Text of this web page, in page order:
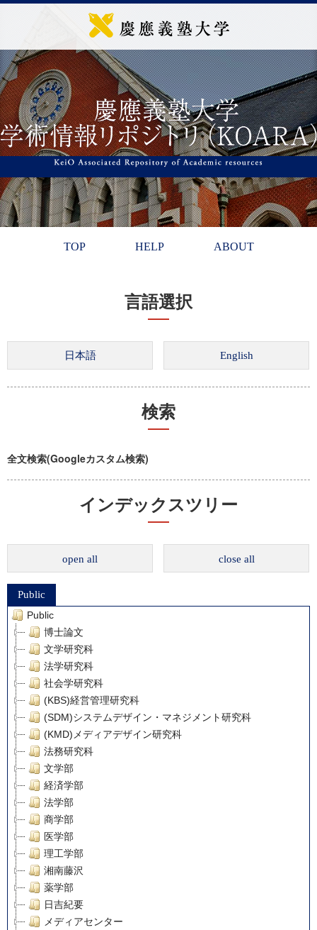
TOP HELP ABOUT
言語選択
検索
全文検索(Googleカスタム検索)
インデックスツリー
open all close all
Public
Public
博士論文
文学研究科
法学研究科
社会学研究科
(KBS)経営管理研究科
(SDM)システムデザイン・マネジメント研究科
(KMD)メディアデザイン研究科
法務研究科
文学部
経済学部
法学部
商学部
医学部
理工学部
湘南藤沢
薬学部
日吉紀要
メディアセンター